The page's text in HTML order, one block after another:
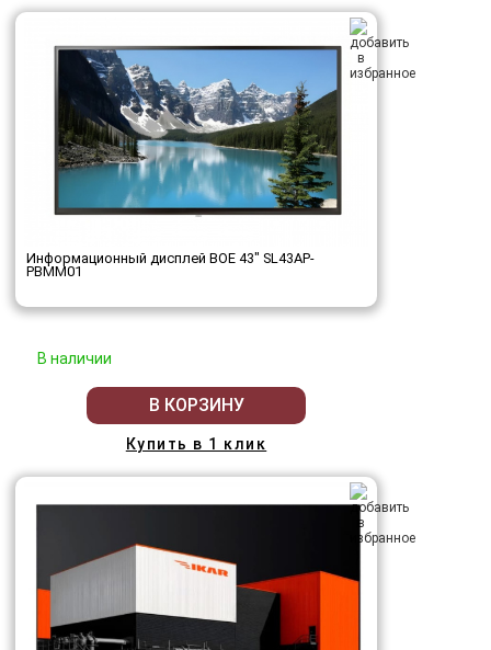
Информационный дисплей BOE 43" SL43AP-
PBMM01
В наличии
В КОРЗИНУ
Купить в 1 клик